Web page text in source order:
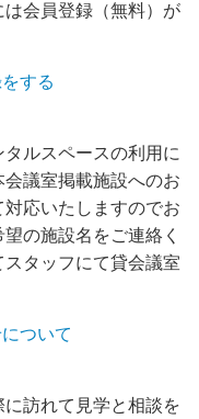
会員登録（無料）が
する
ルスペースの利用に
議室掲載施設へのお
応いたしますのでお
の施設名をご連絡く
タッフにて貸会議室
ついて
訪れて見学と相談を